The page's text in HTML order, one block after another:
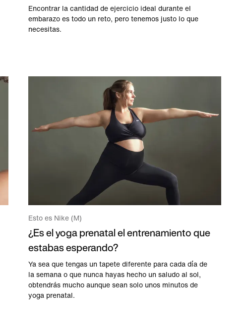
Encontrar la cantidad de ejercicio ideal durante el
embarazo es todo un reto, pero tenemos justo lo que
necesitas.
Esto es Nike (M)
¿Es el yoga prenatal el entrenamiento que
estabas esperando?
Ya sea que tengas un tapete diferente para cada día de
la semana o que nunca hayas hecho un saludo al sol,
obtendrás mucho aunque sean solo unos minutos de
yoga prenatal.